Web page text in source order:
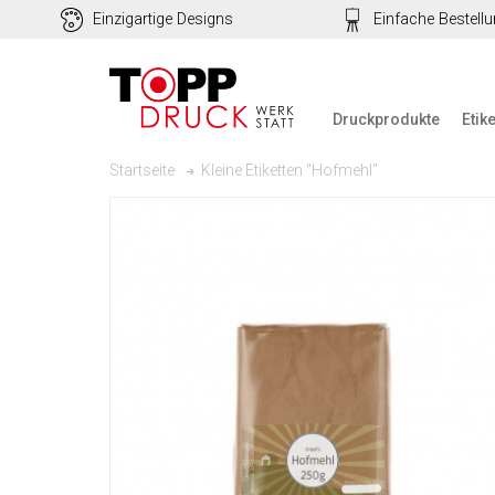
Einzigartige Designs Einfache
Druckprodukte
Startseite Kleine Etiketten "Hofmehl"